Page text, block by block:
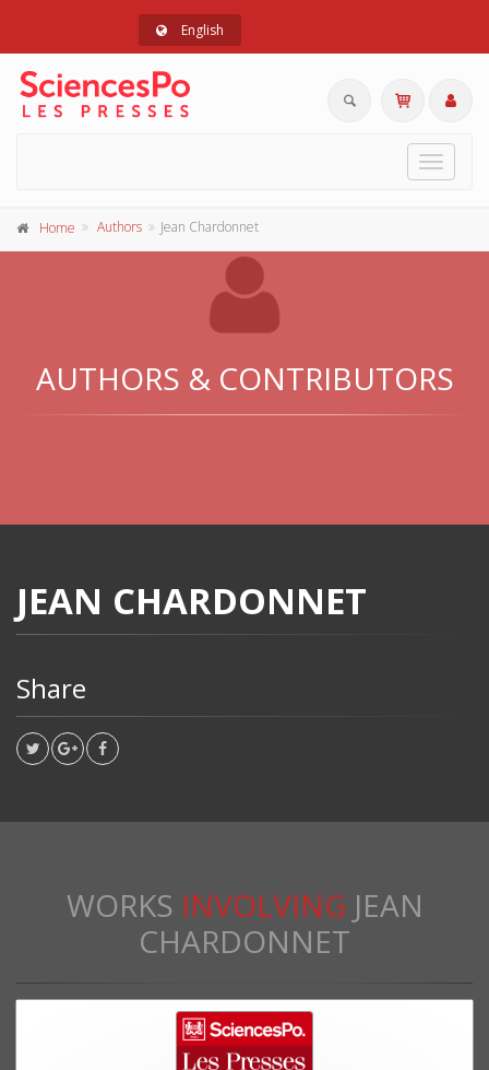
English
Toggle
Home Authors Jean Chardonnet
AUTHORS & CONTRIBUTORS
JEAN CHARDONNET
Share
WORKS INVOLVING JEAN
CHARDONNET